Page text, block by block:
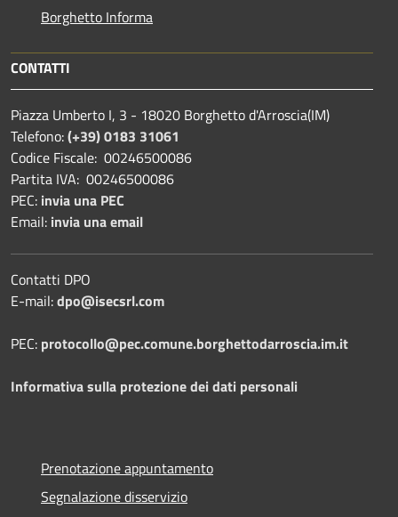
Borghetto Informa
CONTATTI
Piazza Umberto I, 3 - 18020 Borghetto d'Arroscia(IM)
Telefono:(+39) 0183 31061
Codice Fiscale: 00246500086
Partita IVA: 00246500086
PEC: invia una PEC
Email: invia una email
Contatti DPO
E-mail:dpo@isecsrl.com
PEC: protocollo@pec.comune.borghettodarroscia.im.it
Informativa sulla protezione dei dati personali
Prenotazione appuntamento
Segnalazione disservizio